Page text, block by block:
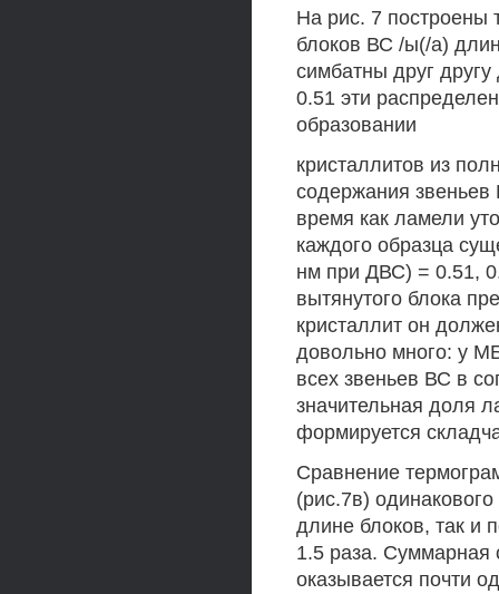
На рис. 7 построены
блоков ВС /ы(/а)
симбатны друг
0.51 эти
образовании
кристаллитов из
содержания звеньев
время как ламели
каждого образца
нм при ДВС) = 0.51,
вытянутого блока
кристаллит он
довольно много: у
всех звеньев ВС в
значительная доля
формируется
Сравнение
(рис.7в)
длине блоков, так и
1.5 раза. Суммарная
оказывается почти